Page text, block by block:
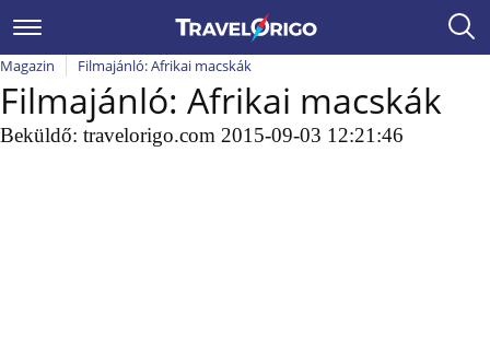
Magazin Filmajánló: Afrikai macskák
Filmajánló: Afrikai macskák
Beküldő: travelorigo.com 2015-09-03 12:21:46